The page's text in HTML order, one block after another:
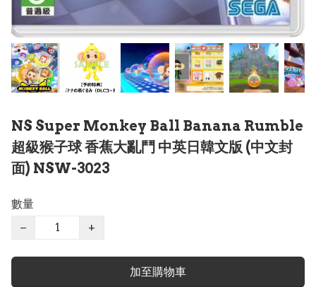
NS Super Monkey Ball Banana Rumble
超級猴子球 香蕉大亂鬥 中英日韓文版 (中文封
面) NSW-3023
數量
−
+
加至購物車